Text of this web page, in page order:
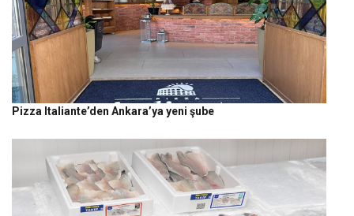
Pizza Italiante’den Ankara’ya yeni şube